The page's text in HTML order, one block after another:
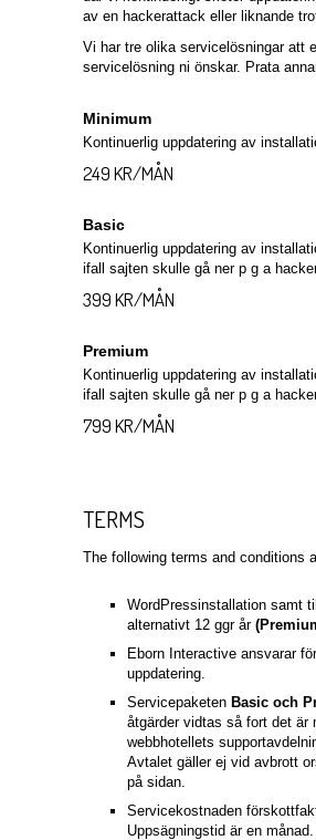
av en hackerattack eller liknande
Vi har tre olika servicelösningar att
servicelösning ni önskar. Prata
Minimum
Kontinuerlig uppdatering av
249 KR/MÅN
Basic
Kontinuerlig uppdatering av
ifall sajten skulle gå ner p g a
399 KR/MÅN
Premium
Kontinuerlig uppdatering av
ifall sajten skulle gå ner p g a
799 KR/MÅN
TERMS
The following terms and conditions
WordPressinstallation samt
alternativt 12 ggr år
Eborn Interactive ansvarar
uppdatering.
Servicepaketen Basic och
åtgärder vidtas så fort det är
webbhotellets
Avtalet gäller ej vid avbrott
på sidan.
Servicekostnaden
Uppsägningstid är en